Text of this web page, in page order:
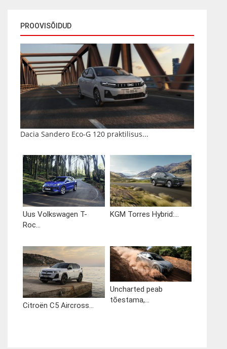
PROOVISÕIDUD
Dacia Sandero Eco-G 120 praktilisus...
Uus Volkswagen T-
Roc...
KGM Torres Hybrid:...
Citroën C5 Aircross...
Uncharted peab
tõestama,...